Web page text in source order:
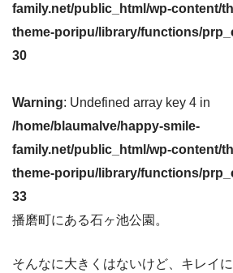
family.net/public_html/wp-content/
theme-poripu/library/functions/
30
Warning: Undefined array key 4 in
/home/blaumalve/happy-smile-
family.net/public_html/wp-content/
theme-poripu/library/functions/
33
播磨町にある石ヶ池公園。
そんなに大きくはないけど、キレイ